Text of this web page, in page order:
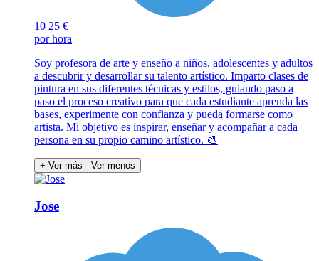
10 25 €
por hora
Soy profesora de arte y enseño a niños, adolescentes y adultos
a descubrir y desarrollar su talento artístico. Imparto clases de
pintura en sus diferentes técnicas y estilos, guiando paso a
paso el proceso creativo para que cada estudiante aprenda las
bases, experimente con confianza y pueda formarse como
artista. Mi objetivo es inspirar, enseñar y acompañar a cada
persona en su propio camino artístico. 🎨
+ Ver más - Ver menos
Jose